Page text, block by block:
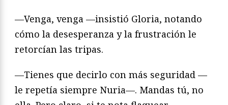
—Venga, venga —insistió Gloria, notando
cómo la desesperanza y la frustración le
retorcían las tripas.
—Tienes que decirlo con más seguridad —
le repetía siempre Nuria—. Mandas tú, no